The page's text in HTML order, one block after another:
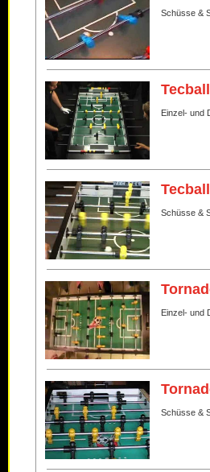
Schüsse &
Einzel- und
Schüsse &
Einzel- und
Schüsse &